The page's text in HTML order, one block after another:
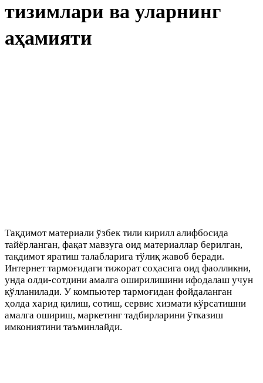
тизимлари ва уларнинг
аҳамияти
Тақдимот материали ўзбек тили кирилл алифбосида
тайёрланган, фақат мавзуга оид материаллар берилган,
тақдимот яратиш талабларига тўлиқ жавоб беради.
Интернет тармоғидаги тижорат соҳасига оид фаолликни,
унда олди-сотдини амалга оширилишини ифодалаш учун
қўлланилади. У компьютер тармоғидан фойдаланган
ҳолда харид қилиш, сотиш, сервис хизмати кўрсатишни
амалга ошириш, маркетинг тадбирларини ўтказиш
имкониятини таъминлайди.